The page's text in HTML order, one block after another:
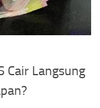
Cair Langsung